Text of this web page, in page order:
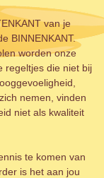
van je
BINNENKANT.
worden onze
regeltjes die niet bij
nemen, vinden
niet als kwaliteit
te komen van
is het aan jou